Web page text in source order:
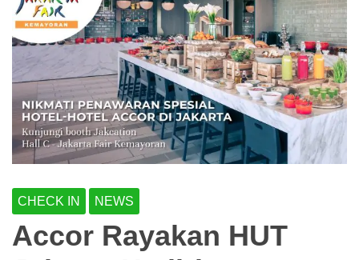
CHECK IN NEWS
Accor Rayakan HUT